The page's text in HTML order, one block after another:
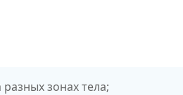
зонах тела;